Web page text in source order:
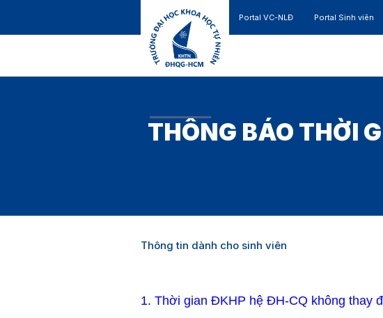
Portal VC-NLĐ Portal Sinh viên
THÔNG BÁO THỜI
Thông tin dành cho sinh viên
1. Thời gian ĐKHP hệ ĐH-CQ không thay